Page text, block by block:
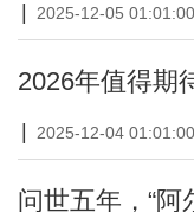
2025-12-05 01:01:00
2026年值得期
2025-12-04 01:01:00
问世五年，“阿